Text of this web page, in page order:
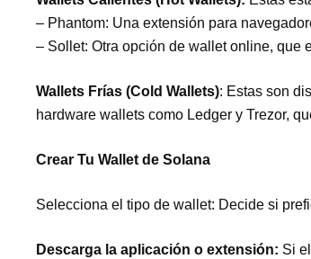
– Phantom: Una extensión para
– Sollet: Otra opción de wallet online, que
Wallets Frías (Cold Wallets): Estas son
hardware wallets como Ledger y Trezor,
Crear Tu Wallet de Solana
Selecciona el tipo de wallet: Decide si
Descarga la aplicación o extensión: Si